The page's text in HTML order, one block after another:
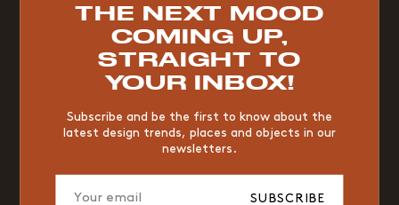
THE NEXT MOOD
COMING UP,
STRAIGHT TO
YOUR INBOX!
Subscribe and be the first to know about the
latest design trends, places and objects in our
newsletters.
SUBSCRIBE
TOP TRENDS
WOOD CHAIR YELLOW
EDITIONS